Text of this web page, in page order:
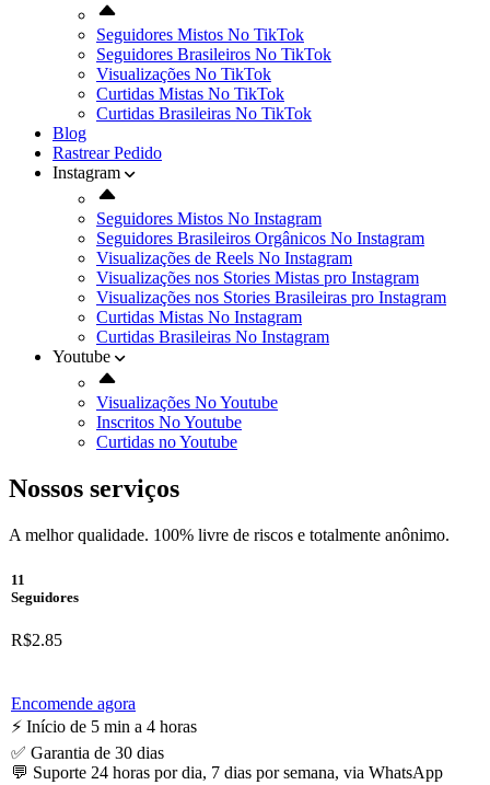
Seguidores Mistos No TikTok
Seguidores Brasileiros No TikTok
Visualizações No TikTok
Curtidas Mistas No TikTok
Curtidas Brasileiras No TikTok
Blog
Rastrear Pedido
Instagram
Seguidores Mistos No Instagram
Seguidores Brasileiros Orgânicos No Instagram
Visualizações de Reels No Instagram
Visualizações nos Stories Mistas pro Instagram
Visualizações nos Stories Brasileiras pro Instagram
Curtidas Mistas No Instagram
Curtidas Brasileiras No Instagram
Youtube
Visualizações No Youtube
Inscritos No Youtube
Curtidas no Youtube
Nossos serviços
A melhor qualidade. 100% livre de riscos e totalmente anônimo.
11
Seguidores
R$2.85
Encomende agora
⚡️ Início de 5 min a 4 horas
✅ Garantia de 30 dias
💬 Suporte 24 horas por dia, 7 dias por semana, via WhatsApp